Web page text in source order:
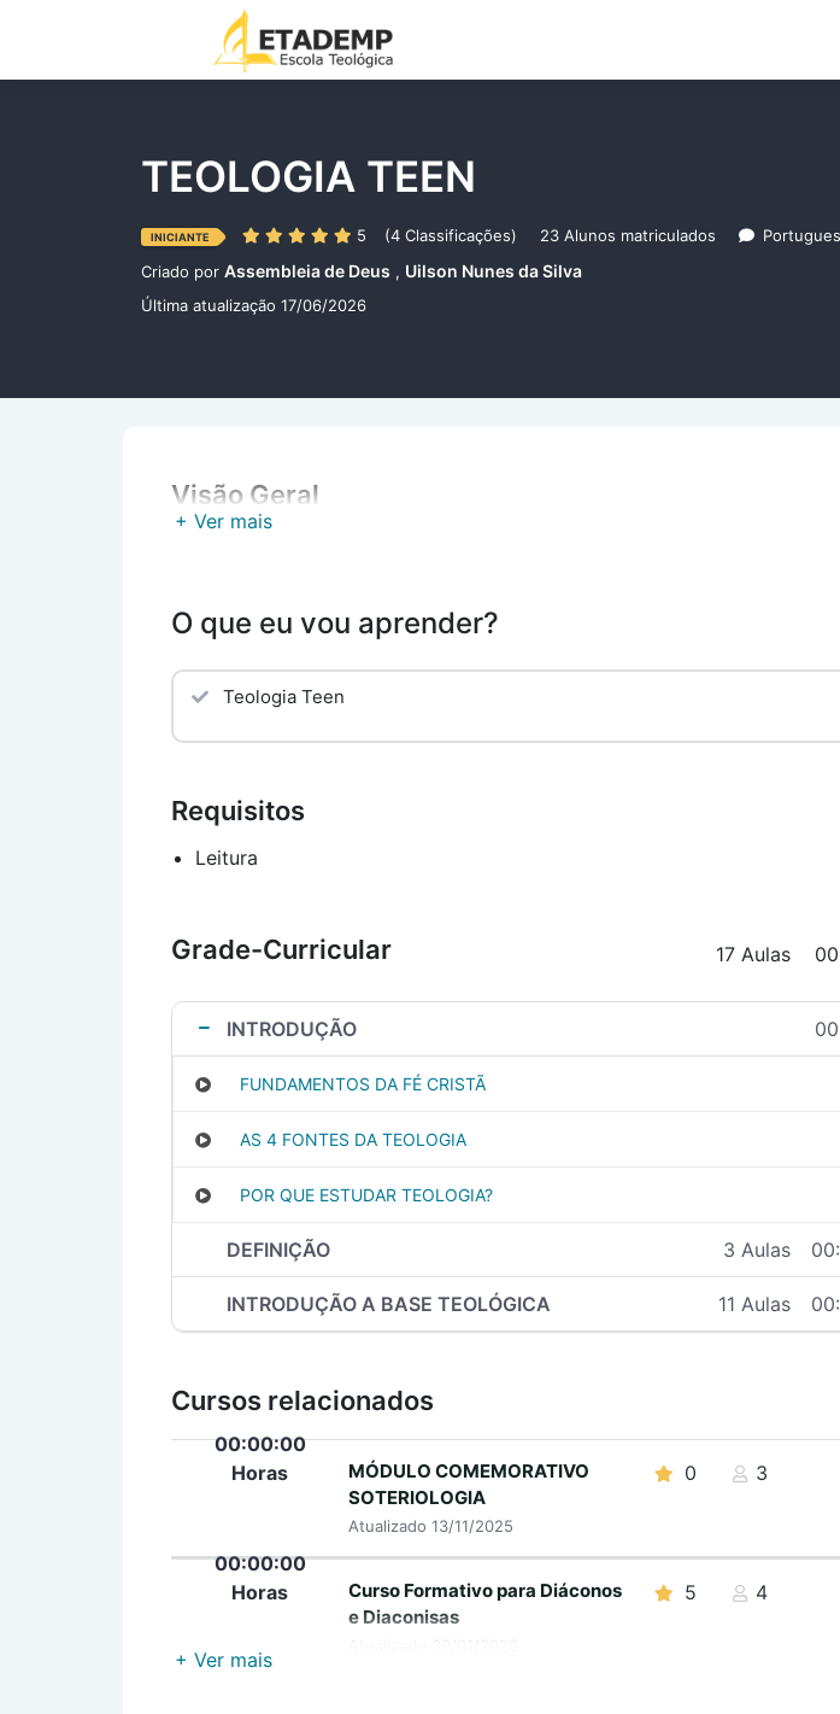
TEOLOGIA TEEN
INICIANTE 5 (4 Classificações) 23 Alunos matriculados
Portugues
Criado por Assembleia de Deus , Uilson Nunes da Silva
Última atualização 17/06/2026
+ Ver mais
Visão Geral
O que eu vou aprender?
Teologia Teen
Requisitos
Leitura
Grade-Curricular 17 Aulas
INTRODUÇÃO
FUNDAMENTOS DA FÉ CRISTÃ
AS 4 FONTES DA TEOLOGIA
POR QUE ESTUDAR TEOLOGIA?
DEFINIÇÃO 3 Aulas
INTRODUÇÃO A BASE TEOLÓGICA 11 Aulas
+ Ver mais
Cursos relacionados
00:00:00
Horas
MÓDULO COMEMORATIVO
SOTERIOLOGIA
Atualizado 13/11/2025
0 3
00:00:00
Horas
Curso Formativo para Diáconos
e Diaconisas
5 4